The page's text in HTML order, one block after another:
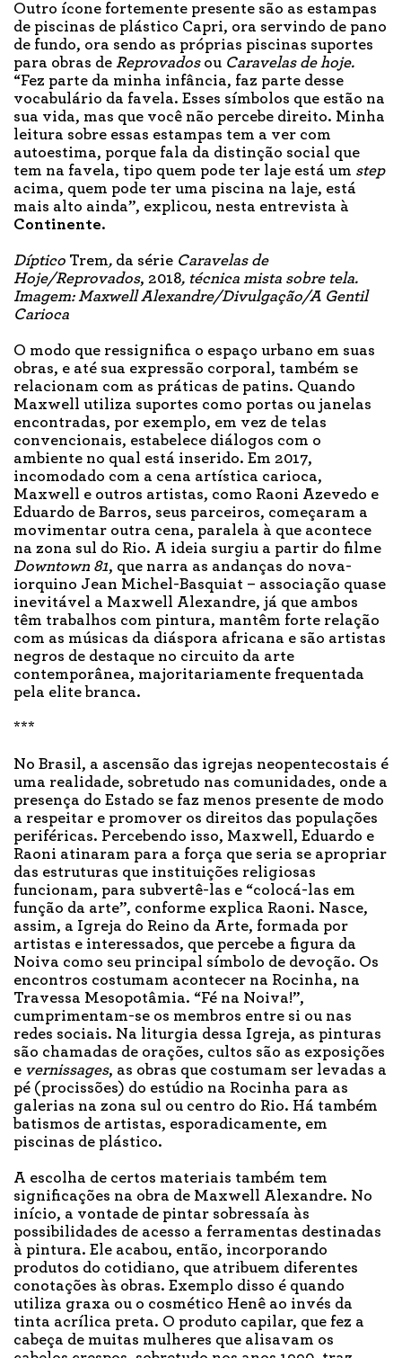
Outro ícone fortemente presente são as estampas
de piscinas de plástico Capri, ora servindo de pano
de fundo, ora sendo as próprias piscinas suportes
para obras de Reprovadosou Caravelas de hoje.
“Fez parte da minha infância, faz parte desse
vocabulário da favela. Esses símbolos que estão na
sua vida, mas que você não percebe direito. Minha
leitura sobre essas estampas tem a ver com
autoestima, porque fala da distinção social que
tem na favela, tipo quem pode ter laje está um step
acima, quem pode ter uma piscina na laje, está
mais alto ainda”, explicou, nesta entrevista à
Continente.
Díptico Trem, da série Caravelas de
Hoje/Reprovados, 2018, técnica mista sobre tela.
Imagem:Maxwell Alexandre/Divulgação/A Gentil
Carioca
O modo que ressignifica o espaço urbano em suas
obras, e até sua expressão corporal, também se
relacionam com as práticas de patins. Quando
Maxwell utiliza suportes como portas ou janelas
encontradas, por exemplo, em vez de telas
convencionais, estabelece diálogos com o
ambiente no qual está inserido. Em 2017,
incomodado com a cena artística carioca,
Maxwell e outros artistas, como Raoni Azevedo e
Eduardo de Barros, seus parceiros, começaram a
movimentar outra cena, paralela à que acontece
na zona sul do Rio. A ideia surgiu a partir do filme
Downtown 81, que narra as andanças do nova-
iorquino Jean Michel-Basquiat – associação quase
inevitável a Maxwell Alexandre, já que ambos
têm trabalhos com pintura, mantêm forte relação
com as músicas da diáspora africana e são artistas
negros de destaque no circuito da arte
contemporânea, majoritariamente frequentada
pela elite branca.
***
No Brasil, a ascensão das igrejas neopentecostais é
uma realidade, sobretudo nas comunidades, onde a
presença do Estado se faz menos presente de modo
a respeitar e promover os direitos das populações
periféricas. Percebendo isso, Maxwell, Eduardo e
Raoni atinaram para a força que seria se apropriar
das estruturas que instituições religiosas
funcionam, para subvertê-las e “colocá-las em
função da arte”, conforme explica Raoni. Nasce,
assim, a Igreja do Reino da Arte, formada por
artistas e interessados, que percebe a figura da
Noiva como seu principal símbolo de devoção. Os
encontros costumam acontecer na Rocinha, na
Travessa Mesopotâmia. “Fé na Noiva!”,
cumprimentam-se os membros entre si ou nas
redes sociais. Na liturgia dessa Igreja, as pinturas
são chamadas de orações, cultos são as exposições
e vernissages, as obras que costumam ser levadas a
pé (procissões) do estúdio na Rocinha para as
galerias na zona sul ou centro do Rio. Há também
batismos de artistas, esporadicamente, em
piscinas de plástico.
A escolha de certos materiais também tem
significações na obra de Maxwell Alexandre. No
início, a vontade de pintar sobressaía às
possibilidades de acesso a ferramentas destinadas
à pintura. Ele acabou, então, incorporando
produtos do cotidiano, que atribuem diferentes
conotações às obras. Exemplo disso é quando
utiliza graxa ou o cosmético Henê ao invés da
tinta acrílica preta. O produto capilar, que fez a
cabeça de muitas mulheres que alisavam os